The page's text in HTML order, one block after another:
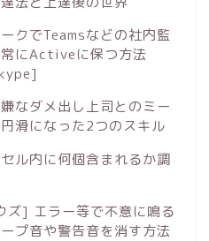
クでTeamsなどの社内監
にActiveに保つ方法
なダメ出し上司とのミー
滑になった2つのスキル
ル内に何個含まれるか調
ズ] エラー等で不意に鳴る
プ音や警告音を消す方法